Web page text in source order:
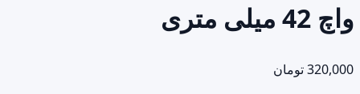
واچ 42 میلی متری
320,000تومان